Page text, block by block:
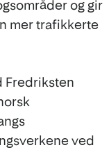
og gir
mer trafikkerte
Fredriksten
ved